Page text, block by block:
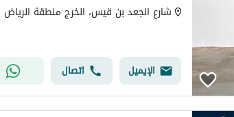
شارع الجعد بن قيس، الخرج منطقة الرياض
الإيميل اتصال